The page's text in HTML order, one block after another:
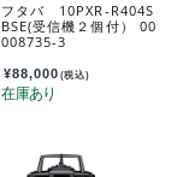
フタバ 10PXR-R404S
BSE(受信機２個付） 00
008735-3
¥88,000 (税込)